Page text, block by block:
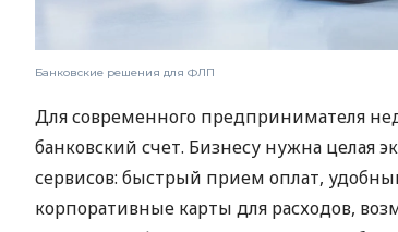
Банковские решения для ФЛП
Для современного предпринимателя
банковский счет. Бизнесу нужна целая
сервисов: быстрый прием оплат,
корпоративные карты для расходов,